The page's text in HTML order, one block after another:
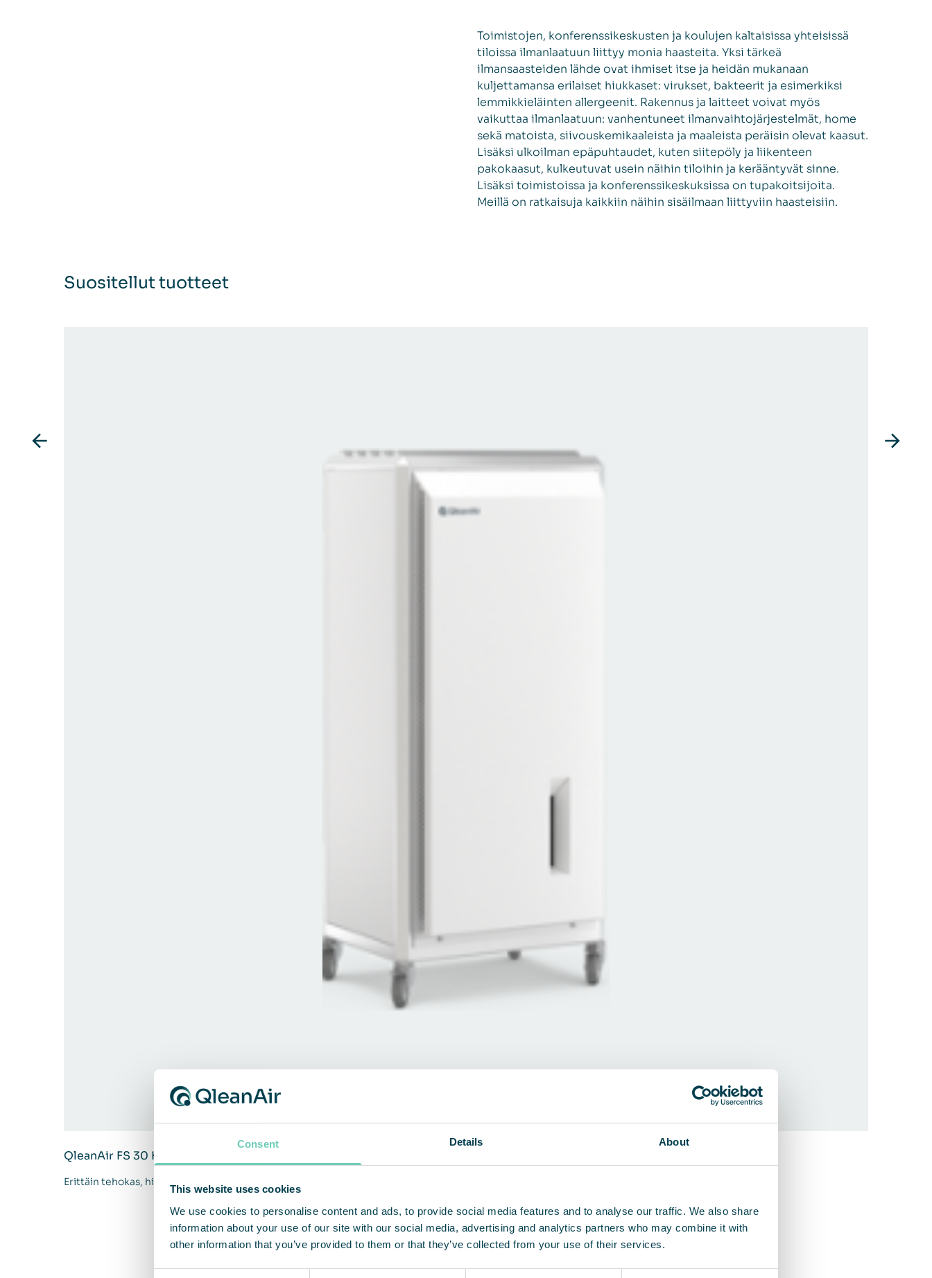
Consent Details About
This website uses cookies
We use cookies to personalise content and ads, to provide social media features and to analyse our traffic. We also share
information about your use of our site with our social media, advertising and analytics partners who may combine it with
other information that you’ve provided to them or that they’ve collected from your use of their services.
Toimistojen, konferenssikeskusten ja koulujen kaltaisissa yhteisissä
tiloissa ilmanlaatuun liittyy monia haasteita. Yksi tärkeä
ilmansaasteiden lähde ovat ihmiset itse ja heidän mukanaan
kuljettamansa erilaiset hiukkaset: virukset, bakteerit ja esimerkiksi
lemmikkieläinten allergeenit. Rakennus ja laitteet voivat myös
vaikuttaa ilmanlaatuun: vanhentuneet ilmanvaihtojärjestelmät, home
sekä matoista, siivouskemikaaleista ja maaleista peräisin olevat kaasut.
Lisäksi ulkoilman epäpuhtaudet, kuten siitepöly ja liikenteen
pakokaasut, kulkeutuvat usein näihin tiloihin ja kerääntyvät sinne.
Lisäksi toimistoissa ja konferenssikeskuksissa on tupakoitsijoita.
Meillä on ratkaisuja kaikkiin näihin sisäilmaan liittyviin haasteisiin.
Suositellut tuotteet
QleanAir FS 30 HEPA
Erittäin tehokas, hiljainen ja pienikokoinen
TUTUSTU TUOTTEISIIMME